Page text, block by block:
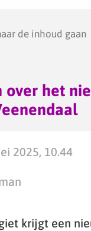
de inhoud gaan
over het
2025, 10.44
krijgt een